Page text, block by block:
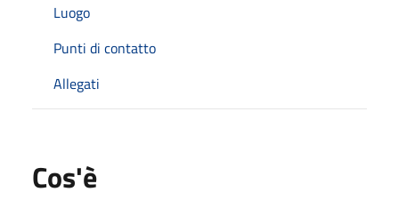
Luogo
Punti di contatto
Allegati
Cos'è